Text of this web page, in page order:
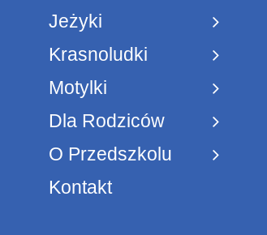
Jeżyki
Krasnoludki
Motylki
Dla Rodziców
O Przedszkolu
Kontakt